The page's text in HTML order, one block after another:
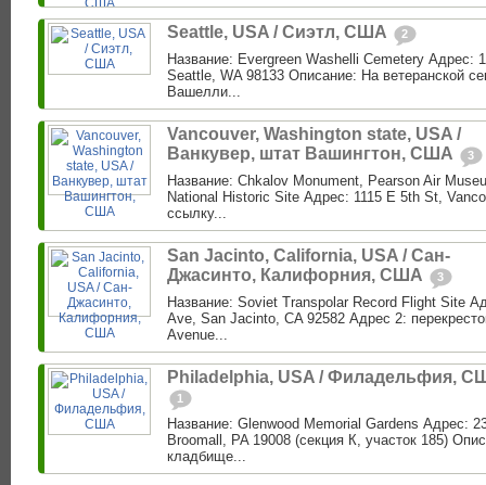
Seattle, USA / Сиэтл, США 2
Название: Evergreen Washelli Cemetery Адрес:
Seattle, WA 98133 Описание: На ветеранской
Вашелли...
Vancouver, Washington state, USA /
Ванкувер, штат Вашингтон, США
3
Название: Chkalov Monument, Pearson Air
National Historic Site Адрес: 1115 E 5th St,
ссылку...
San Jacinto, California, USA / Сан-
Джасинто, Калифорния, США
3
Название: Soviet Transpolar Record Flight Site
Ave, San Jacinto, CA 92582 Адрес 2:
Avenue...
Philadelphia, USA / Филадельфия,
1
Название: Glenwood Memorial Gardens Адрес:
Broomall, PA 19008 (секция К, участок 185)
кладбище...